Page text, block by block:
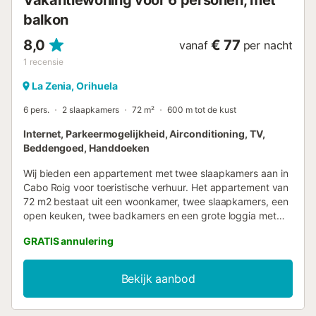
restaurants en cafés verveel je je hier...
balkon
8,0
1 recensie
vanaf € 77 per nacht
La Zenia, Orihuela
6 pers. 2 slaapkamers 72 m² 600 m tot de kust
Internet, Parkeermogelijkheid, Airconditioning, TV,
Beddengoed, Handdoeken
Wij bieden een appartement met twee slaapkamers aan in
Cabo Roig voor toeristische verhuur. Het appartement van
72 m2 bestaat uit een woonkamer, twee slaapkamers, een
open keuken, twee badkamers en een grote loggia met
voorzien voor wonen en recreatie: meubels, huishoudelijke
apparaten, servies, beddengoed en handdoeken. De
woonkamer is voorzien van airconditioning. Spaanse tv,
draadloos internet. Er is een parkeerplaats voor één auto.
De omgeving heeft een goed ontwikkelde infrastructuur.
GRATIS annulering
Bekijk aanbod